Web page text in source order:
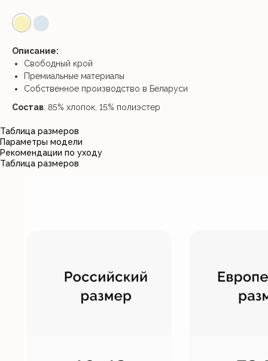
⬤⬤
Описание:
Свободный крой
Премиальные материалы
Собственное производство в Беларуси
Состав: 85% хлопок, 15% полиэстер
Таблица размеров
Параметры модели
Рекомендации по уходу
Таблица размеров